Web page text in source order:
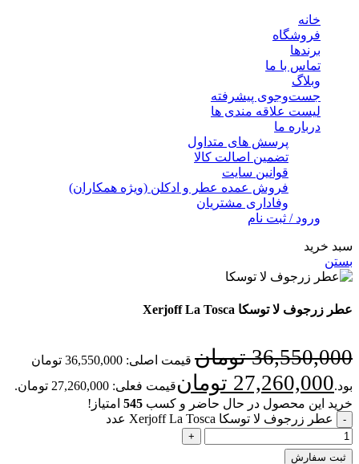
خانه
فروشگاه
برندها
تماس با ما
وبلاگ
جست‌وجوی پیشرفته
لیست علاقه مندی ها
درباره ما
پرسش های متداول
تضمین اصالت کالا
قوانین سایت
فروش عمده عطر و ادکلن (ویژه همکاران)
وفاداری مشتریان
ورود / ثبت نام
سبد خرید
بستن
عطر زرجوف لا توسکا Xerjoff La Tosca
36,550,000 تومان
قیمت اصلی: 36,550,000 تومان
بود.27,260,000 تومانقیمت فعلی: 27,260,000 تومان.
خرید این محصول در حال حاضر و کسب 545 امتیاز!
عطر زرجوف لا توسکا Xerjoff La Tosca عدد
ثبت سفارش